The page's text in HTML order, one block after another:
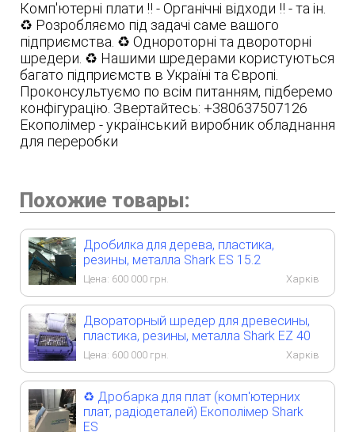
Комп'ютерні плати ‼️ - Органічні відходи ‼️ - та ін.
♻️ Розробляємо під задачі саме вашого
підприємства. ♻️ Однороторні та двороторні
шредери. ♻️ Нашими шредерами користуються
багато підприємств в Україні та Європі.
Проконсультуємо по всім питанням, підберемо
конфігурацію. Звертайтесь: +380637507126
Екополімер - український виробник обладнання
для переробки
Похожие товары:
Дробилка для дерева, пластика,
резины, металла Shark ES 15.2
Цена: 600 000 грн. Харків
Двораторный шредер для древесины,
пластика, резины, металла Shark EZ 40
Цена: 600 000 грн. Харків
♻️ Дробарка для плат (комп'ютерних
плат, радіодеталей) Екополімер Shark
ES